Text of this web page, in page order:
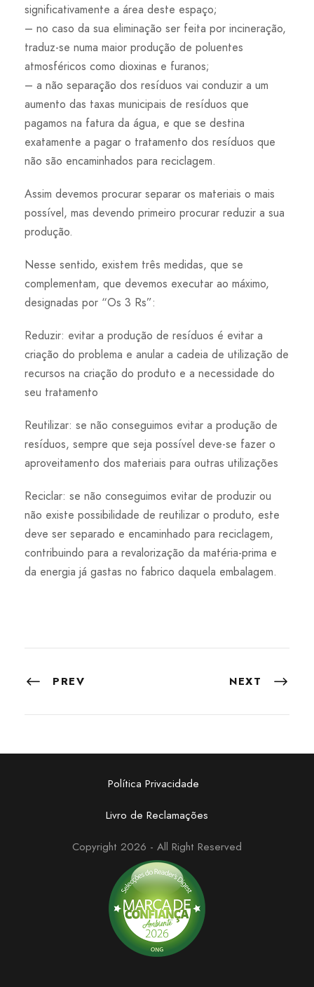
significativamente a área deste espaço;
– no caso da sua eliminação ser feita por incineração,
traduz-se numa maior produção de poluentes
atmosféricos como dioxinas e furanos;
– a não separação dos resíduos vai conduzir a um
aumento das taxas municipais de resíduos que
pagamos na fatura da água, e que se destina
exatamente a pagar o tratamento dos resíduos que
não são encaminhados para reciclagem.
Assim devemos procurar separar os materiais o mais
possível, mas devendo primeiro procurar reduzir a sua
produção.
Nesse sentido, existem três medidas, que se
complementam, que devemos executar ao máximo,
designadas por “Os 3 Rs”:
Reduzir: evitar a produção de resíduos é evitar a
criação do problema e anular a cadeia de utilização de
recursos na criação do produto e a necessidade do
seu tratamento
Reutilizar: se não conseguimos evitar a produção de
resíduos, sempre que seja possível deve-se fazer o
aproveitamento dos materiais para outras utilizações
Reciclar: se não conseguimos evitar de produzir ou
não existe possibilidade de reutilizar o produto, este
deve ser separado e encaminhado para reciclagem,
contribuindo para a revalorização da matéria-prima e
da energia já gastas no fabrico daquela embalagem.
PREV NEXT
Política Privacidade
Livro de Reclamações
Copyright 2026 - All Right Reserved